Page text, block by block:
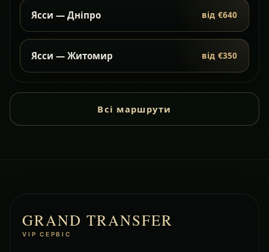
Ясси — Дніпро від €640
Ясси — Житомир від €350
Всі маршрути
GRAND TRANSFER
VIP СЕРВІС